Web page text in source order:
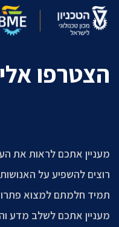
הצטרפו
מעניין אתכם לראות את
רוצים להשפיע על
תמיד חלמתם למצוא
מעניין אתכם לשלב מדע